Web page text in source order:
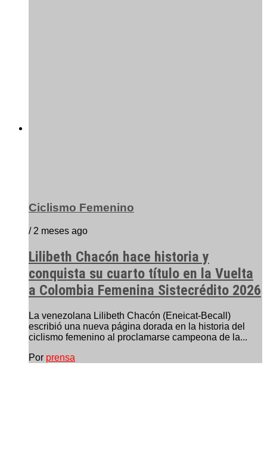
Ciclismo Femenino
/ 2 meses ago
Lilibeth Chacón hace historia y
conquista su cuarto título en la Vuelta
a Colombia Femenina Sistecrédito 2026
La venezolana Lilibeth Chacón (Eneicat-Becall)
escribió una nueva página dorada en la historia del
ciclismo femenino al proclamarse campeona de la...
Por prensa